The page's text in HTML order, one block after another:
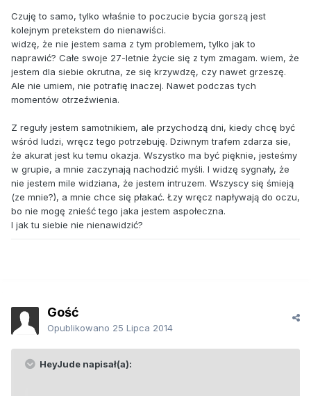
Czuję to samo, tylko właśnie to poczucie bycia gorszą jest
kolejnym pretekstem do nienawiści.
widzę, że nie jestem sama z tym problemem, tylko jak to
naprawić? Całe swoje 27-letnie życie się z tym zmagam. wiem, że
jestem dla siebie okrutna, ze się krzywdzę, czy nawet grzeszę.
Ale nie umiem, nie potrafię inaczej. Nawet podczas tych
momentów otrzeźwienia.
Z reguły jestem samotnikiem, ale przychodzą dni, kiedy chcę być
wśród ludzi, wręcz tego potrzebuję. Dziwnym trafem zdarza sie,
że akurat jest ku temu okazja. Wszystko ma być pięknie, jesteśmy
w grupie, a mnie zaczynają nachodzić myśli. I widzę sygnały, że
nie jestem mile widziana, że jestem intruzem. Wszyscy się śmieją
(ze mnie?), a mnie chce się płakać. Łzy wręcz napływają do oczu,
bo nie mogę znieść tego jaka jestem aspołeczna.
I jak tu siebie nie nienawidzić?
Gość
Opublikowano 25 Lipca 2014
HeyJude napisał(a):